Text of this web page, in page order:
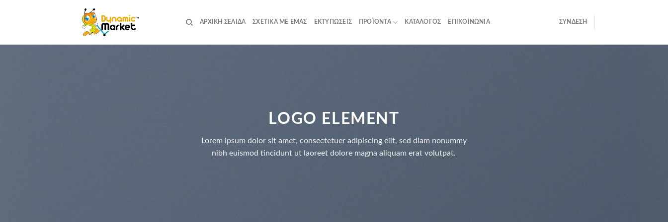
ΑΡΧΙΚΉ ΣΕΛΊΔΑ ΣΧΕΤΙΚΆ ΜΕ ΕΜΆΣ ΕΚΤΥΠΏΣΕΙΣ ΠΡΟΪΌΝΤΑ ΚΑΤΆΛΟΓΟΣ ΕΠΙΚΟΙΝΩΝΊΑ ΣΎΝΔΕΣΗ
LOGO ELEMENT
Lorem ipsum dolor sit amet, consectetuer adipiscing elit, sed diam nonummy
nibh euismod tincidunt ut laoreet dolore magna aliquam erat volutpat.